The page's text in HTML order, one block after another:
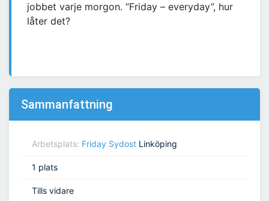
jobbet varje morgon. ”Friday – everyday”, hur
låter det?
Sammanfattning
Arbetsplats: Friday Sydost Linköping
1 plats
Tills vidare